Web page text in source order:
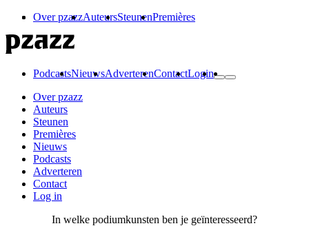
Over pzazzAuteursSteunenPremières
PodcastsNieuwsAdverterenContactLogin
Over pzazz
Auteurs
Steunen
Premières
Nieuws
Podcasts
Adverteren
Contact
Log in
In welke podiumkunsten ben je geïnteresseerd?